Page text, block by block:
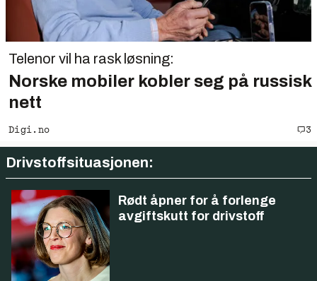
Telenor vil ha rask løsning:
Norske mobiler kobler seg på russisk
nett
Digi.no 3
Drivstoffsituasjonen:
Rødt åpner for å forlenge
avgiftskutt for drivstoff